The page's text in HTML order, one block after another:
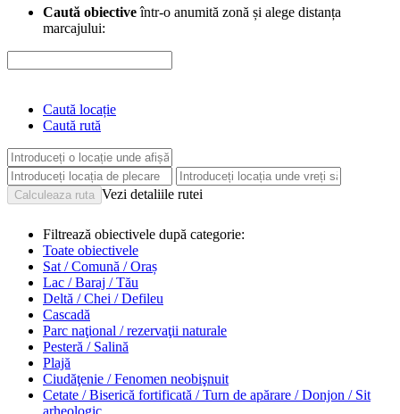
Caută obiectiveîntr-o anumită zonă și alege distanța
marcajului:
Caută locație
Caută rută
Vezi detaliile rutei
Filtrează obiectivele după categorie:
Toate obiectivele
Sat / Comună / Oraș
Lac / Baraj / Tău
Deltă / Chei / Defileu
Cascadă
Parc naţional / rezervaţii naturale
Pesteră / Salină
Plajă
Ciudăţenie / Fenomen neobişnuit
Cetate / Biserică fortificată / Turn de apărare / Donjon / Sit
arheologic